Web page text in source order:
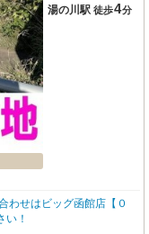
湯の川駅 徒歩4分
わせはビッグ函館店【０
い！